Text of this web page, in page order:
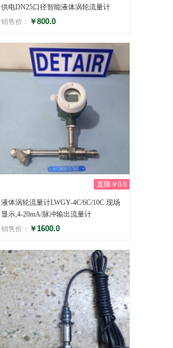
供电DN25口径智能液体涡轮流量计
销售价： ￥800.0
评分
(0)
直降￥0.0
液体涡轮流量计LWGY-4C/6C/10C 现场
显示,4-20mA/脉冲输出流量计
销售价： ￥1600.0
评分
(0)